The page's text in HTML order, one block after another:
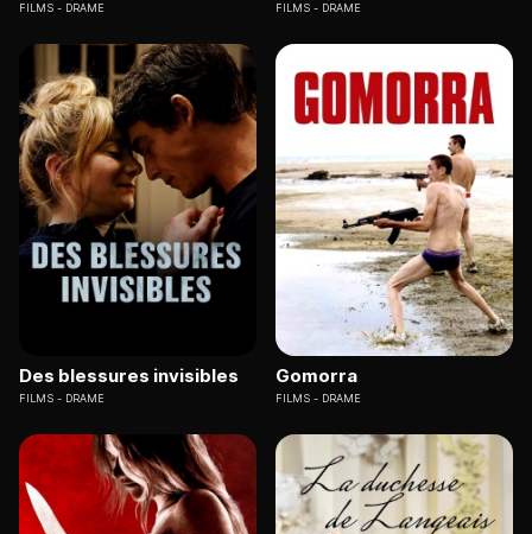
FILMS DRAME FILMS DRAME
Des blessures invisibles
FILMS DRAME
Gomorra
FILMS DRAME